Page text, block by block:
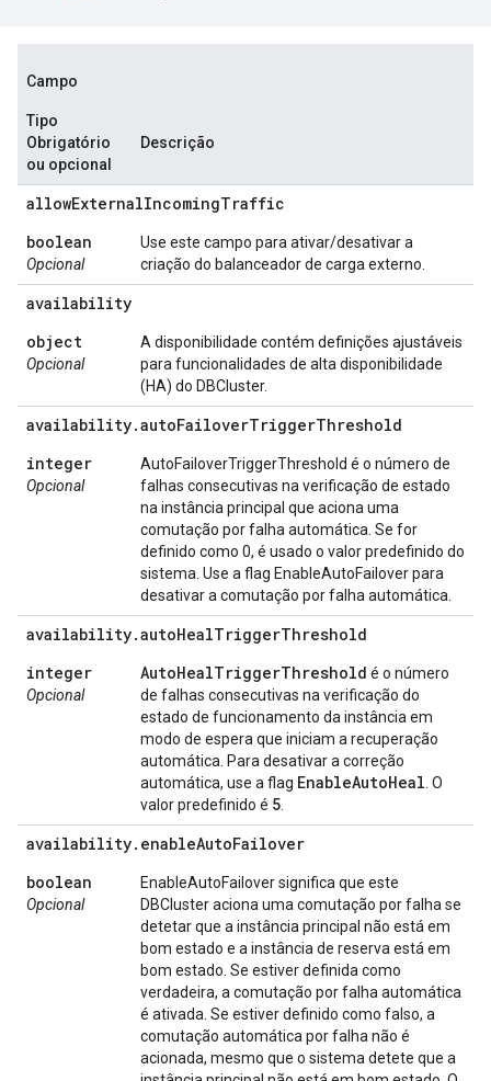
Campo
Tipo
Obrigatório
ou opcional
Descrição
allowExternalIncomingTraffic
boolean
Opcional
Use este campo para ativar/desativar a
criação do balanceador de carga externo.
availability
object
Opcional
A disponibilidade contém definições ajustáveis
para funcionalidades de alta disponibilidade
(HA) do DBCluster.
availability.autoFailoverTriggerThreshold
integer
Opcional
AutoFailoverTriggerThreshold é o número de
falhas consecutivas na verificação de estado
na instância principal que aciona uma
comutação por falha automática. Se for
definido como 0, é usado o valor predefinido do
sistema. Use a flag EnableAutoFailover para
desativar a comutação por falha automática.
availability.autoHealTriggerThreshold
integer
Opcional
AutoHealTriggerThreshold é o número
de falhas consecutivas na verificação do
estado de funcionamento da instância em
modo de espera que iniciam a recuperação
automática. Para desativar a correção
automática, use a flag EnableAutoHeal . O
valor predefinido é 5
availability. enableAutoFailover
boolean
Opcional
EnableAutoFailover significa que este
DBCluster aciona uma comutação por falha se
detetar que a instância principal não está em
bom estado e a instância de reserva está em
bom estado. Se estiver definida como
verdadeira, a comutação por falha automática
é ativada. Se estiver definido como falso, a
comutação automática por falha não é
acionada, mesmo que o sistema detete que a